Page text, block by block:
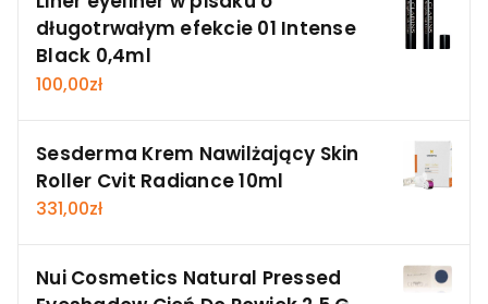
długotrwałym efekcie 01 Intense
Black 0,4ml
100,00zł
Sesderma Krem Nawilżający Skin
Roller Cvit Radiance 10ml
331,00zł
Nui Cosmetics Natural Pressed